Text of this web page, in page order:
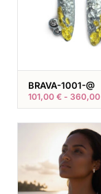
BRAVA-1001-@
101,00 € - 360,00